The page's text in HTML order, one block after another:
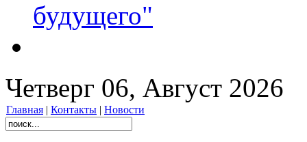
будущего"
Четверг 06, Август 2026
Главная | Контакты | Новости